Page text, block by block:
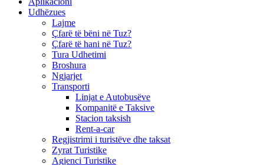
Udhëzues
Lajme
Çfarë të bëni në Tuz?
Çfarë të hani në Tuz?
Tura Udhetimi
Broshura
Ngjarjet
Transporti
Linjat e Autobusëve
Kompanitë e Taksive
Stacion taksish
Rent-a-car
Regjistrimi i turistëve dhe taksat
Zyrat Turistike
Agjenci Turistike